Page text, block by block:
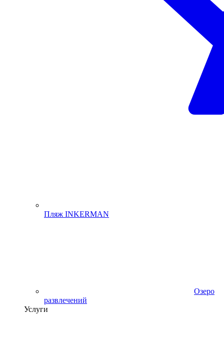
Пляж INKERMAN
Озеро
развлечений
Услуги